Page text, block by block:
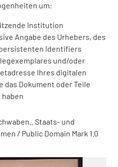
um:
Institution
Angabe des Urhebers, des
Identifiers
und/oder
Ihres digitalen
das Dokument oder Teile
Staats- und
/ Public Domain Mark 1.0